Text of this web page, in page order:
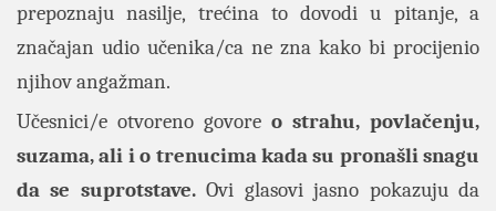
prepoznaju nasilje, trećina to dovodi u pitanje, a
značajan udio učenika/ca ne zna kako bi procijenio
njihov angažman.
Učesnici/e otvoreno govore o strahu, povlačenju,
suzama, ali i o trenucima kada su pronašli snagu
da se suprotstave.Ovi glasovi jasno pokazuju da